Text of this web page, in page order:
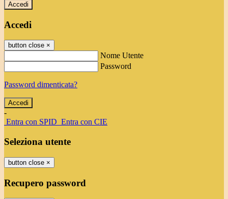
Accedi
Accedi
button close ×
Nome Utente
Password
Password dimenticata?
-
Entra con SPID Entra con CIE
Seleziona utente
button close ×
Recupero password